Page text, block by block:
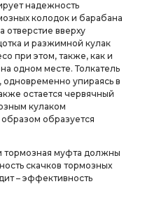
надежность
колодок и барабана
отверстие вверху
и разжимной кулак
при этом, также, как и
одном месте. Толкатель
одновременно упираясь в
остается червячный
кулаком
образуется
тормозная муфта должны
скачков тормозных
– эффективность